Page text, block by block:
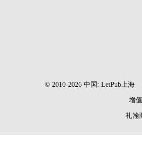
© 2010-2026 中国: LetPub上海
增
礼翰